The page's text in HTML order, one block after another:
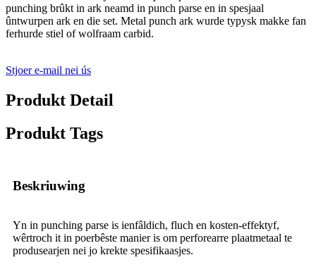
punching brûkt in ark neamd in punch parse en in spesjaal
ûntwurpen ark en die set. Metal punch ark wurde typysk makke fan
ferhurde stiel of wolfraam carbid.
Stjoer e-mail nei ús
Produkt Detail
Produkt Tags
Beskriuwing
Yn in punching parse is ienfâldich, fluch en kosten-effektyf,
wêrtroch it in poerbêste manier is om perforearre plaatmetaal te
produsearjen nei jo krekte spesifikaasjes.